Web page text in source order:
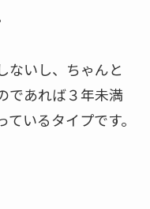
ないし、ちゃんと
であれば３年未満
いるタイプです。